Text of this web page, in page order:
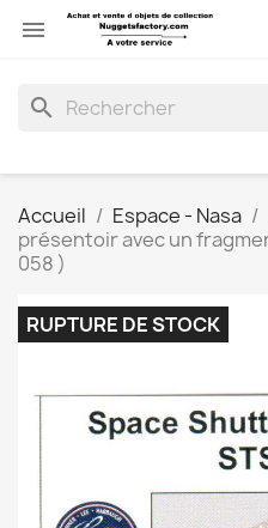

search
Accueil Espace - Nasa
présentoir avec un
058 )
RUPTURE DE STOCK